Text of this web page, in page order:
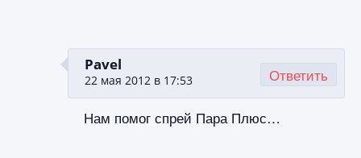
Pavel
22 мая 2012 в 17:53
Нам помог спрей Пара Плюс…
Ответить